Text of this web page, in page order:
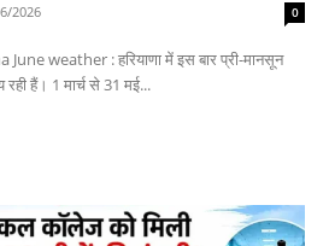
2026 0
June weather : हरियाणा में इस बार प्री-मानसून
रही हैं। 1 मार्च से 31 मई...